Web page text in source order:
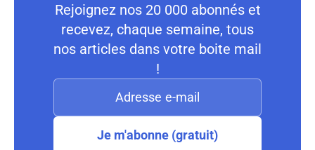
Rejoignez nos 20 000 abonnés et
recevez, chaque semaine, tous
nos articles dans votre boite mail
!
Je m'abonne (gratuit)